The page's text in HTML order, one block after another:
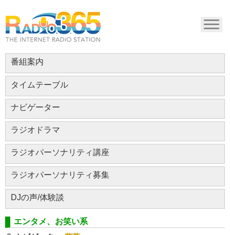
番組案内
タイムテーブル
ナビゲーター
ラジオドラマ
ラジオパーソナリティ講座
ラジオパーソナリティ募集
DJの声/体験談
エンタメ、お笑い系